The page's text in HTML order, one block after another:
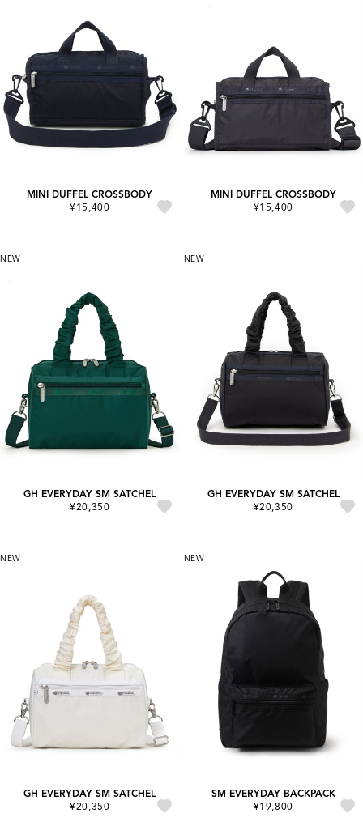
MINI DUFFEL CROSSBODY
¥15,400
MINI DUFFEL CROSSBODY
¥15,400
NEW
GH EVERYDAY SM SATCHEL
¥20,350
NEW
GH EVERYDAY SM SATCHEL
¥20,350
NEW
GH EVERYDAY SM SATCHEL
¥20,350
NEW
SM EVERYDAY BACKPACK
¥19,800